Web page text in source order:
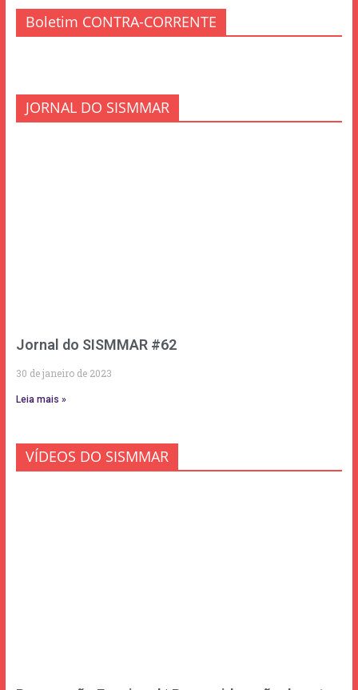
Boletim CONTRA-CORRENTE
JORNAL DO SISMMAR
Jornal do SISMMAR #62
30 de janeiro de 2023
Leia mais »
VÍDEOS DO SISMMAR